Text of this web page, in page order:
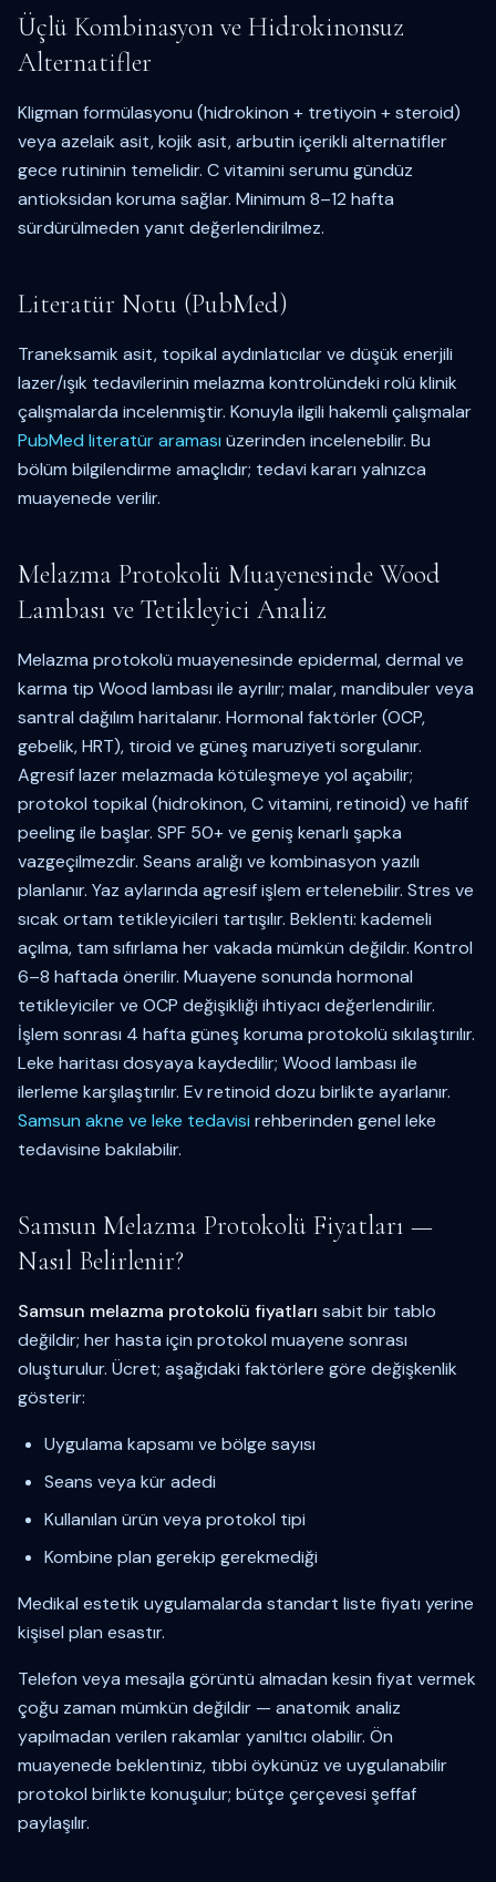
Üçlü Kombinasyon ve Hidrokinonsuz
Alternatifler
Kligman formülasyonu (hidrokinon + tretiyoin + steroid)
veya azelaik asit, kojik asit, arbutin içerikli alternatifler
gece rutininin temelidir. C vitamini serumu gündüz
antioksidan koruma sağlar. Minimum 8–12 hafta
sürdürülmeden yanıt değerlendirilmez.
Literatür Notu (PubMed)
Traneksamik asit, topikal aydınlatıcılar ve düşük enerjili
lazer/ışık tedavilerinin melazma kontrolündeki rolü klinik
çalışmalarda incelenmiştir. Konuyla ilgili hakemli çalışmalar
PubMed literatür araması üzerinden incelenebilir. Bu
bölüm bilgilendirme amaçlıdır; tedavi kararı yalnızca
muayenede verilir.
Melazma Protokolü Muayenesinde Wood
Lambası ve Tetikleyici Analiz
Melazma protokolü muayenesinde epidermal, dermal ve
karma tip Wood lambası ile ayrılır; malar, mandibuler veya
santral dağılım haritalanır. Hormonal faktörler (OCP,
gebelik, HRT), tiroid ve güneş maruziyeti sorgulanır.
Agresif lazer melazmada kötüleşmeye yol açabilir;
protokol topikal (hidrokinon, C vitamini, retinoid) ve hafif
peeling ile başlar. SPF 50+ ve geniş kenarlı şapka
vazgeçilmezdir. Seans aralığı ve kombinasyon yazılı
planlanır. Yaz aylarında agresif işlem ertelenebilir. Stres ve
sıcak ortam tetikleyicileri tartışılır. Beklenti: kademeli
açılma, tam sıfırlama her vakada mümkün değildir. Kontrol
6–8 haftada önerilir. Muayene sonunda hormonal
tetikleyiciler ve OCP değişikliği ihtiyacı değerlendirilir.
İşlem sonrası 4 hafta güneş koruma protokolü sıkılaştırılır.
Leke haritası dosyaya kaydedilir; Wood lambası ile
ilerleme karşılaştırılır. Ev retinoid dozu birlikte ayarlanır.
Samsun akne ve leke tedavisi rehberinden genel leke
tedavisine bakılabilir.
Samsun Melazma Protokolü Fiyatları —
Nasıl Belirlenir?
Samsun melazma protokolü fiyatları sabit bir tablo
değildir; her hasta için protokol muayene sonrası
oluşturulur. Ücret; aşağıdaki faktörlere göre değişkenlik
gösterir:
Uygulama kapsamı ve bölge sayısı
Seans veya kür adedi
Kullanılan ürün veya protokol tipi
Kombine plan gerekip gerekmediği
Medikal estetik uygulamalarda standart liste fiyatı yerine
kişisel plan esastır.
Telefon veya mesajla görüntü almadan kesin fiyat vermek
çoğu zaman mümkün değildir — anatomik analiz
yapılmadan verilen rakamlar yanıltıcı olabilir. Ön
muayenede beklentiniz, tıbbi öykünüz ve uygulanabilir
protokol birlikte konuşulur; bütçe çerçevesi şeffaf
paylaşılır.